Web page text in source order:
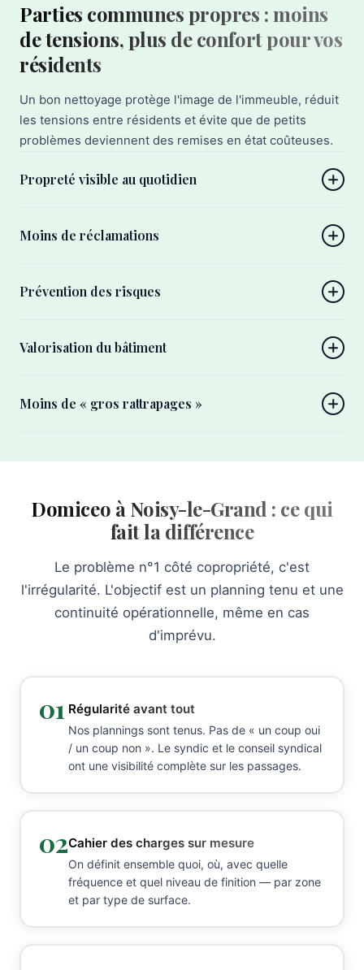
Parties communes propres : moins
de tensions, plus de confort pour vos
résidents
Un bon nettoyage protège l'image de l'immeuble, réduit
les tensions entre résidents et évite que de petits
problèmes deviennent des remises en état coûteuses.
Propreté visible au quotidien
Moins de réclamations
Prévention des risques
Valorisation du bâtiment
Moins de « gros rattrapages »
Domiceo à Noisy-le-Grand : ce qui
fait la différence
Le problème n°1 côté copropriété, c'est
l'irrégularité. L'objectif est un planning tenu et une
continuité opérationnelle, même en cas
d'imprévu.
01 Régularité avant tout
Nos plannings sont tenus. Pas de « un coup oui
/ un coup non ». Le syndic et le conseil syndical
ont une visibilité complète sur les passages.
02Cahier des charges sur mesure
On définit ensemble quoi, où, avec quelle
fréquence et quel niveau de finition — par zone
et par type de surface.